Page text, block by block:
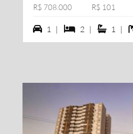
R$ 708.000 R$ 101
1 vagas na garagem
1 | 2 dormiórios
2 | 1 suítes
1 |